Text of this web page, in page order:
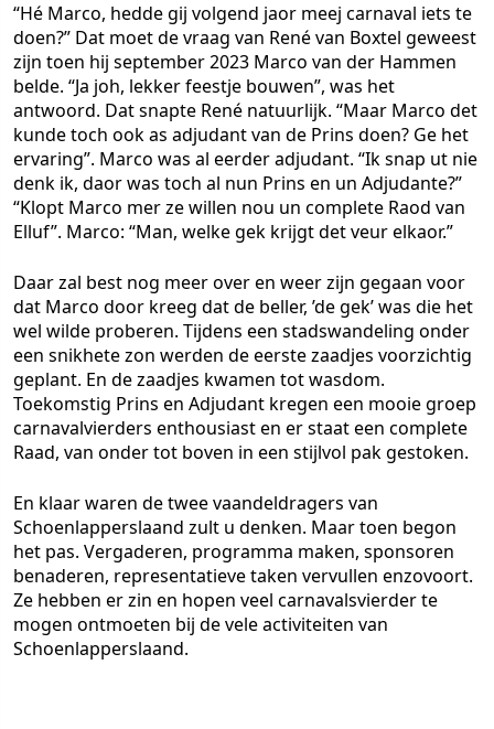
“Hé Marco, hedde gij volgend jaor meej carnaval iets te
doen?” Dat moet de vraag van René van Boxtel geweest
zijn toen hij september 2023 Marco van der Hammen
belde. “Ja joh, lekker feestje bouwen”, was het
antwoord. Dat snapte René natuurlijk. “Maar Marco det
kunde toch ook as adjudant van de Prins doen? Ge het
ervaring”. Marco was al eerder adjudant. “Ik snap ut nie
denk ik, daor was toch al nun Prins en un Adjudante?”
“Klopt Marco mer ze willen nou un complete Raod van
Elluf”. Marco: “Man, welke gek krijgt det veur elkaor.”
Daar zal best nog meer over en weer zijn gegaan voor
dat Marco door kreeg dat de beller, ’de gek’ was die het
wel wilde proberen. Tijdens een stadswandeling onder
een snikhete zon werden de eerste zaadjes voorzichtig
geplant. En de zaadjes kwamen tot wasdom.
Toekomstig Prins en Adjudant kregen een mooie groep
carnavalvierders enthousiast en er staat een complete
Raad, van onder tot boven in een stijlvol pak gestoken.
En klaar waren de twee vaandeldragers van
Schoenlapperslaand zult u denken. Maar toen begon
het pas. Vergaderen, programma maken, sponsoren
benaderen, representatieve taken vervullen enzovoort.
Ze hebben er zin en hopen veel carnavalsvierder te
mogen ontmoeten bij de vele activiteiten van
Schoenlapperslaand.